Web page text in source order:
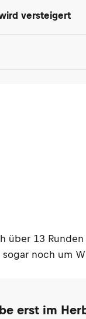
versteigert
13
noch um
erst im